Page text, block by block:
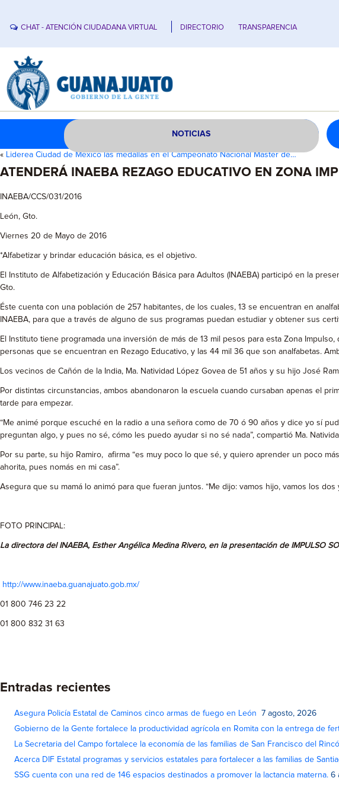
CHAT - ATENCIÓN CIUDADANA VIRTUAL DIRECTORIO TRANSPARENCIA
NOTICIAS
« Liderea Ciudad de México las medallas en el Campeonato Nacional Máster de…
ATENDERÁ INAEBA REZAGO EDUCATIVO EN ZONA
INAEBA/CCS/031/2016
León, Gto.
Viernes 20 de Mayo de 2016
*Alfabetizar y brindar educación básica, es el objetivo.
El Instituto de Alfabetización y Educación Básica para Adultos (INAEBA) participó en la
Gto.
Éste cuenta con una población de 257 habitantes, de los cuales, 13 se encuentran en
INAEBA, para que a través de alguno de sus programas puedan estudiar y obtener sus
El Instituto tiene programada una inversión de más de 13 mil pesos para esta Zona
personas que se encuentran en Rezago Educativo, y las 44 mil 36 que son analfabetas.
Los vecinos de Cañón de la India, Ma. Natividad López Govea de 51 años y su hijo José
Por distintas circunstancias, ambos abandonaron la escuela cuando cursaban apenas el
tarde para empezar.
“Me animé porque escuché en la radio a una señora como de 70 ó 90 años y dice yo sí
preguntan algo, y pues no sé, cómo les puedo ayudar si no sé nada”, compartió Ma.
Por su parte, su hijo Ramiro, afirma “es muy poco lo que sé, y quiero aprender un poco
ahorita, pues nomás en mi casa”.
Asegura que su mamá lo animó para que fueran juntos. “Me dijo: vamos hijo, vamos los
FOTO PRINCIPAL:
La directora del INAEBA, Esther Angélica Medina Rivero, en la presentación de IMPULSO
http://www.inaeba.guanajuato.gob.mx/
01 800 746 23 22
01 800 832 31 63
Entradas recientes
Asegura Policía Estatal de Caminos cinco armas de fuego en León
7 agosto, 2026
Gobierno de la Gente fortalece la productividad agrícola en Romita con la entrega de
La Secretaria del Campo fortalece la economía de las familias de San Francisco del
Acerca DIF Estatal programas y servicios estatales para fortalecer a las familias de
SSG cuenta con una red de 146 espacios destinados a promover la lactancia materna. 6